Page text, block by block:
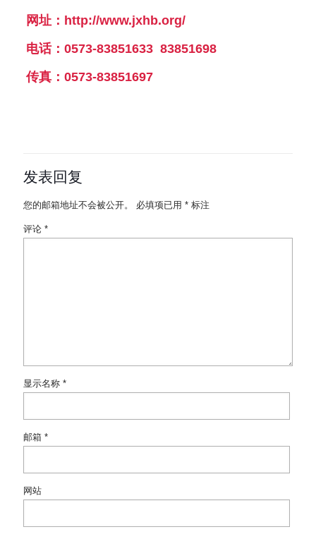
网址：http://www.jxhb.org/
电话：0573-83851633 83851698
传真：0573-83851697
发表回复
您的邮箱地址不会被公开。 必填项已用 * 标注
评论 *
显示名称 *
邮箱 *
网站